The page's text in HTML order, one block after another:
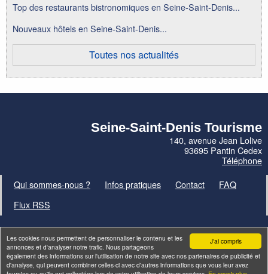
J'ai compris
Les cookies nous permettent de personnaliser le contenu et les
annonces et d'analyser notre trafic. Nous partageons
également des informations sur l'utilisation de notre site avec nos partenaires de publicité et
d'analyse, qui peuvent combiner celles-ci avec d'autres informations que vous leur avez
Top des restaurants bistronomiques en Seine-Saint-Denis...
Nouveaux hôtels en Seine-Saint-Denis...
Toutes nos actualités
Seine-Saint-Denis Tourisme
140, avenue Jean Lolive
93695 Pantin Cedex
Téléphone
Qui sommes-nous ?
Infos pratiques Contact
FAQ
Flux RSS
Site parID-Alizés